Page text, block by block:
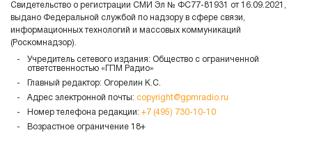
Свидетельство о регистрации СМИ Эл № ФС77-81931 от 16.09.2021,
выдано Федеральной службой по надзору в сфере связи,
информационных технологий и массовых коммуникаций
(Роскомнадзор).
Учредитель сетевого издания: Общество с ограниченной
ответственностью «ГПМ Радио»
Главный редактор: Огорелин К.С.
Адрес электронной почты: copyright@gpmradio.ru
Номер телефона редакции: +7 (495) 730-10-10
Возрастное ограничение 18+